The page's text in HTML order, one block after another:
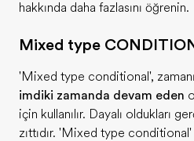
hakkında daha fazlasını öğrenin.
Mixed type
'Mixed type conditional',
şimdiki zamanda devam eden
için kullanılır. Dayalı oldukları
zıttıdır. 'Mixed type